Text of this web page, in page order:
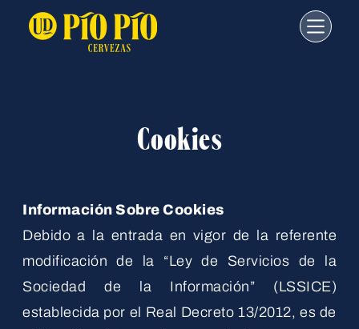
Cookies
Información Sobre Cookies
Debido a la entrada en vigor de la referente
modificación de la “Ley de Servicios de la
Sociedad de la Información” (LSSICE)
establecida por el Real Decreto 13/2012, es de